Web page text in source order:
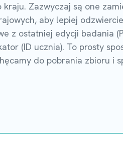
Zazwyczaj są one
aby lepiej
z ostatniej edycji badania
(ID ucznia). To prosty
do pobrania zbioru i